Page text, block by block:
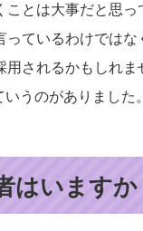
とは大事だと思っ
ているわけでは
されるかもしれま
うのがありました。
はいますか